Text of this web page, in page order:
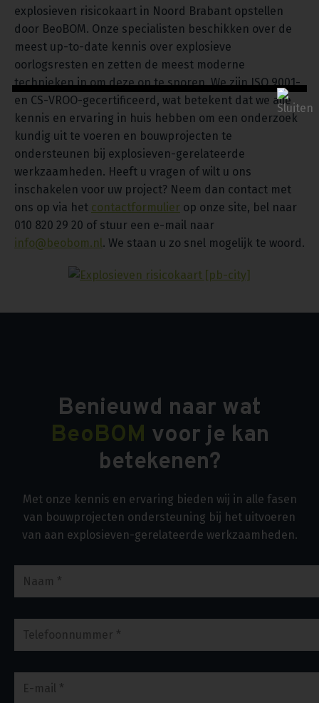
explosieven risicokaart in Noord Brabant opstellen
door BeoBOM. Onze specialisten beschikken over de
meest up-to-date kennis over explosieve
oorlogsresten en zetten de meest moderne
technieken in om deze op te sporen. We zijn ISO 9001-
en CS-VROO-gecertificeerd, wat betekent dat we alle
kennis en ervaring in huis hebben om een onderzoek
kundig uit te voeren en bouwprojecten te
ondersteunen bij explosieven-gerelateerde
werkzaamheden. Heeft u vragen of wilt u ons
inschakelen voor uw project? Neem dan contact met
ons op via het contactformulier op onze site, bel naar
010 820 29 20 of stuur een e-mail naar
info@beobom.nl. We staan u zo snel mogelijk te woord.
Benieuwd naar wat
BeoBOM voor je kan
betekenen?
Met onze kennis en ervaring bieden wij in alle fasen
van bouwprojecten ondersteuning bij het uitvoeren
van aan explosieven-gerelateerde werkzaamheden.